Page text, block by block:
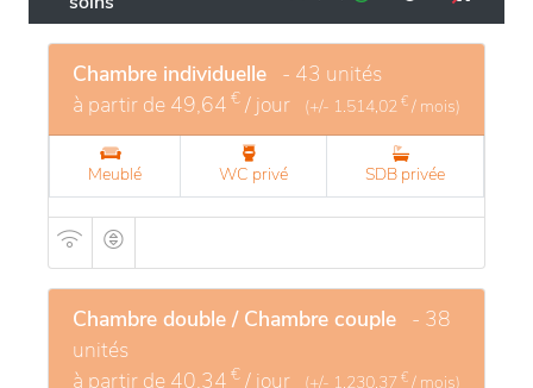
Chambre individuelle - 43 unités
à partir de 49,64 € / jour (+/- 1.514,02 € / mois)
Meublé WC privé SDB privée
Chambre double / Chambre couple - 38
unités
à partir de 40,34 € / jour (+/- 1.230,37 € / mois)